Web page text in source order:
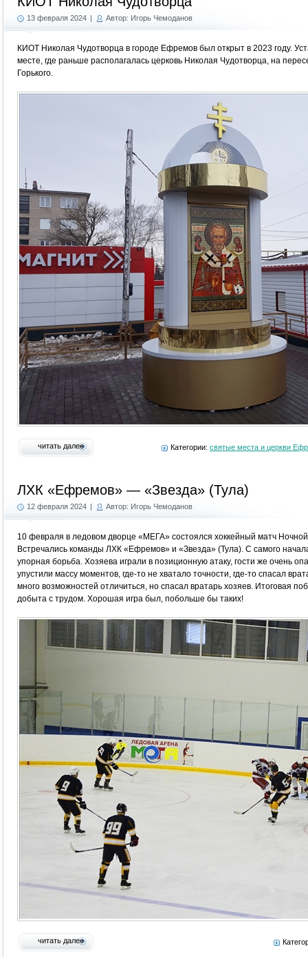
13 февраля 2024 | Автор: Игорь Чемоданов
КИОТ Николая Чудотворца в городе Ефремов был открыт в 2023 году.
месте, где раньше располагалась церковь Николая Чудотворца, на
Горького.
читать далее Категории: святые места и церкви
ЛХК «Ефремов» — «Звезда» (Тула)
12 февраля 2024 | Автор: Игорь Чемоданов
10 февраля в ледовом дворце «МЕГА» состоялся хоккейный матч Ночной
Встречались команды ЛХК «Ефремов» и «Звезда» (Тула). С самого
упорная борьба. Хозяева играли в позиционную атаку, гости же очень
упустили массу моментов, где-то не хватало точности, где-то спасал
много возможностей отличиться, но спасал вратарь хозяев. Итоговая
добыта с трудом. Хорошая игра был, побольше бы таких!
читать далее